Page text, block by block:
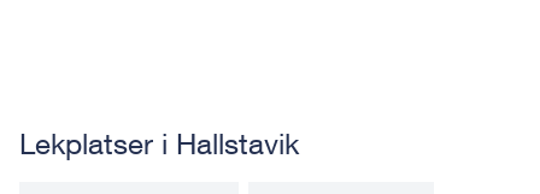
Lekplatser i Hallstavik